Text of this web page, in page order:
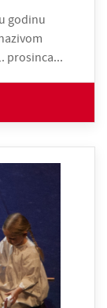
godinu
prosinca...